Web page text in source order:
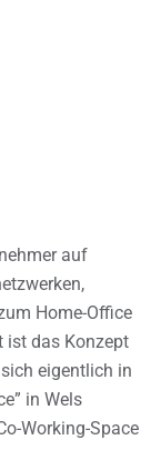
auf
Home-Office
ist das Konzept
eigentlich in
in Wels
Working-Space